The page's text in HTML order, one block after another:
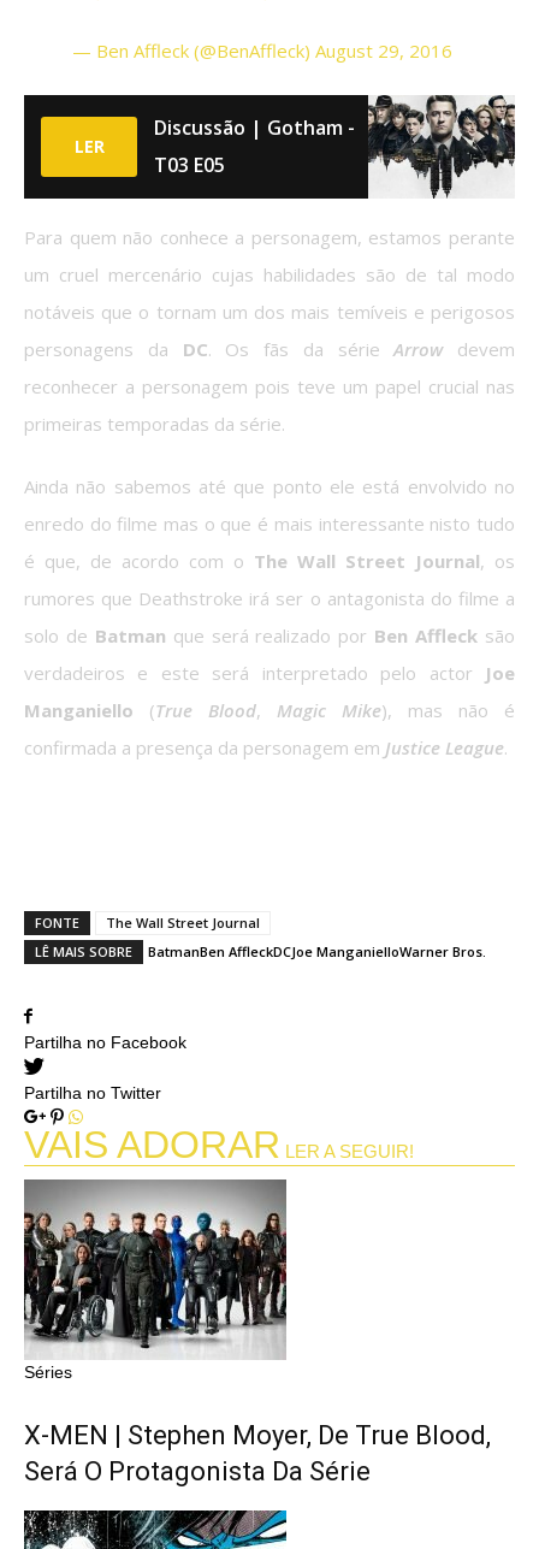
— Ben Affleck (@BenAffleck) August 29, 2016
LER
Discussão | Gotham -
T03 E05
Para quem não conhece a personagem, estamos perante
um cruel mercenário cujas habilidades são de tal modo
notáveis que o tornam um dos mais temíveis e perigosos
personagens da DC. Os fãs da sérieArrowdevem
reconhecer a personagem pois teve um papel crucial nas
primeiras temporadas da série.
Ainda não sabemos até que ponto ele está envolvido no
enredo do filme mas o que é mais interessante nisto tudo
é que, de acordo com o The Wall Street Journal, os
rumores que Deathstroke irá ser o antagonista do filme a
solo de Batman que será realizado por Ben Affleck são
verdadeiros e este será interpretado pelo actor Joe
Manganiello (True Blood, Magic Mike), mas não é
confirmada a presença da personagem em Justice League.
FONTE
The Wall Street Journal
LÊ MAIS SOBRE
BatmanBen AffleckDCJoe ManganielloWarner Bros.
Partilha no Facebook
Partilha no Twitter
VAIS ADORAR LER A SEGUIR!
Séries
X-MEN | Stephen Moyer, De True Blood,
Será O Protagonista Da Série